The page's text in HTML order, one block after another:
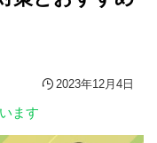
2023年12月4日
ます